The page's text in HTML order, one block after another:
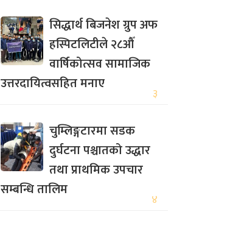
सिद्धार्थ बिजनेश ग्रुप अफ
हस्पिटलिटीले २८औँ
वार्षिकोत्सव सामाजिक
उत्तरदायित्वसहित मनाए
३
चुम्लिङ्गटारमा सडक
दुर्घटना पश्चातको उद्धार
तथा प्राथमिक उपचार
सम्बन्धि तालिम
४